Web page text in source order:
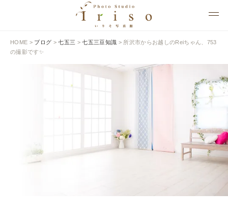
HOME > ブログ >七五三 >七五三豆知識 > 所沢市からお越しのReiちゃん、753
の撮影です✨